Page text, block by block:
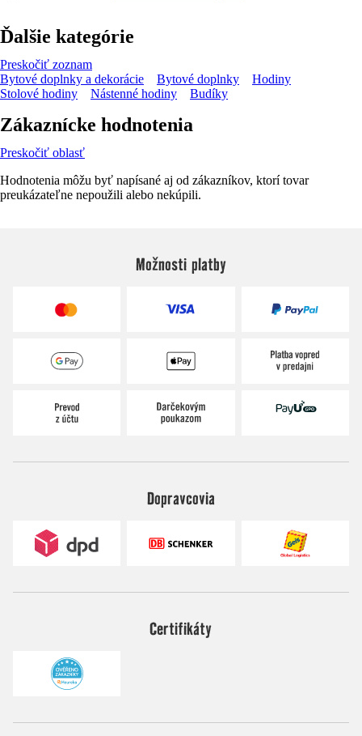
Ďalšie kategórie
Preskočiť zoznam
Bytové doplnky a dekorácie
Bytové doplnky
Hodiny
Stolové hodiny
Nástenné hodiny Budíky
Zákaznícke hodnotenia
Preskočiť oblasť
Hodnotenia môžu byť napísané aj od zákazníkov, ktorí tovar
preukázateľne nepoužili alebo nekúpili.
Možnosti platby
Dopravcovia
Certifikáty